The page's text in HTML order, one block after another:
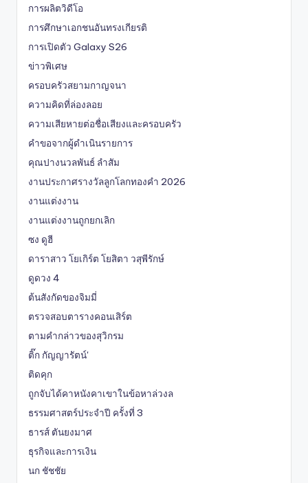
การผลิตวิดีโอ
การศึกษาเอกชนอันทรงเกียรติ
การเปิดตัว Galaxy S26
ข่าวพิเศษ
ครอบครัวสยามกาญจนา
ความคิดที่ล่องลอย
ความเสียหายต่อชื่อเสียงและครอบครัว
คำขอจากผู้ดำเนินรายการ
คุณปางนวลพันธ์ ลำสัม
งานประกาศรางวัลลูกโลกทองคำ 2026
งานแต่งงาน
งานแต่งงานถูกยกเลิก
ซง ดูฮี
ดาราสาว โยเกิร์ต โยสิตา วสุพีรักษ์
ดูดวง 4
ต้นสังกัดของจิมมี่
ตรวจสอบตารางคอนเสิร์ต
ตามคำกล่าวของสุวิกรม
ติ๊ก กัญญารัตน์'
ติดคุก
ถูกจับได้คาหนังคาเขาในข้อหาล่วงล
ธรรมศาสตร์ประจำปี ครั้งที่ 3
ธารส์ ตันยงมาศ
ธุรกิจและการเงิน
นก ชัชชัย